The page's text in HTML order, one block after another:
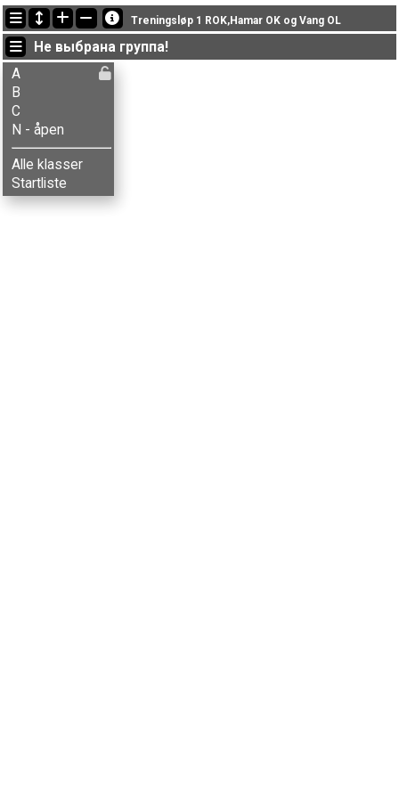
Последние обновления
18:08:15: Linda T. Thorvaldsen (A) got new status: disq
18:01:14: Knut Helstad (A) финишировал с результатом 69:41 (8)
17:59:52: Balder L-Magnor (C) got new status: disq
Treningsløp 1 ROK,Hamar OK og Vang OL
Не выбрана группа!
A
B
C
N - åpen
Alle klasser
Startliste